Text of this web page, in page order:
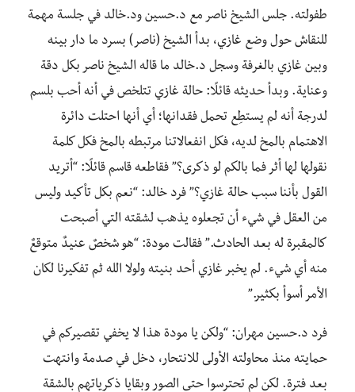
طفولته. جلس الشيخ ناصر مع د.حسين ود.خالد في جلسة مهمة
للنقاش حول وضع غازي، بدأ الشيخ (ناصر) بسرد ما دار بينه
وبين غازي بالغرفة وسجل د.خالد ما قاله الشيخ ناصر بكل دقة
وعناية. وبدأ حديثه قائلًا: حالة غازي تتلخص في أنه أحب بلسم
لدرجة أنه لم يستطِع تحمل فقدانها؛ أي أنها احتلت دائرة
الاهتمام بالمخ لديه، فكل انفعالاتنا مرتبطه بالمخ فكل كلمة
نقولها لها أثر فما بالكم لو ذكرى؟” فقاطعه قاسم قائلًا: “أتريد
القول بأننا سبب حالة غازي؟” فرد خالد: “نعم بكل تأكيد وليس
من العقل في شيء أن تجعلوه يذهب لشقته التي أصبحت
كالمقبرة له بعد الحادث.” فقالت مودة: “هو شخصٌ عنيدٌ متوقعٌ
منه أي شيء. لم يخبر غازي أحد بنيته ولولا الله ثم تفكيرنا لكان
الأمر أسوأ بكثير.”
فرد د.حسين مهران: “ولكن يا مودة هذا لا يخفي تقصيركم في
حمايته منذ محاولته الأولى للانتحار، دخل في صدمة وانتهت
بعد فترة. لكن لم تحترسوا حتى الصور وبقايا ذكرياتهم بالشقة